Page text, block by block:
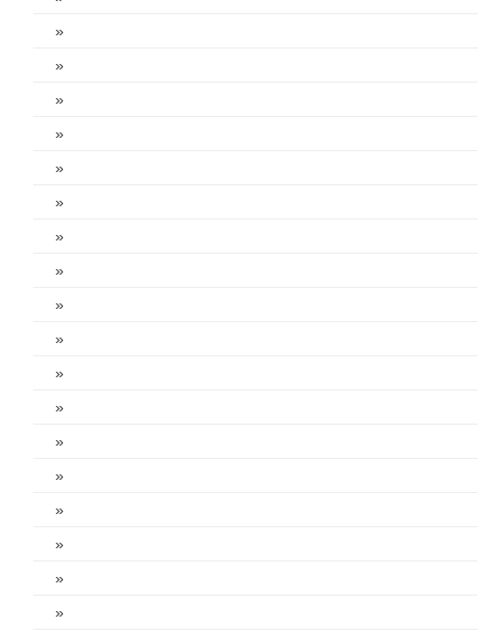
»
»
»
»
»
»
»
»
»
»
»
»
»
»
»
»
»
»